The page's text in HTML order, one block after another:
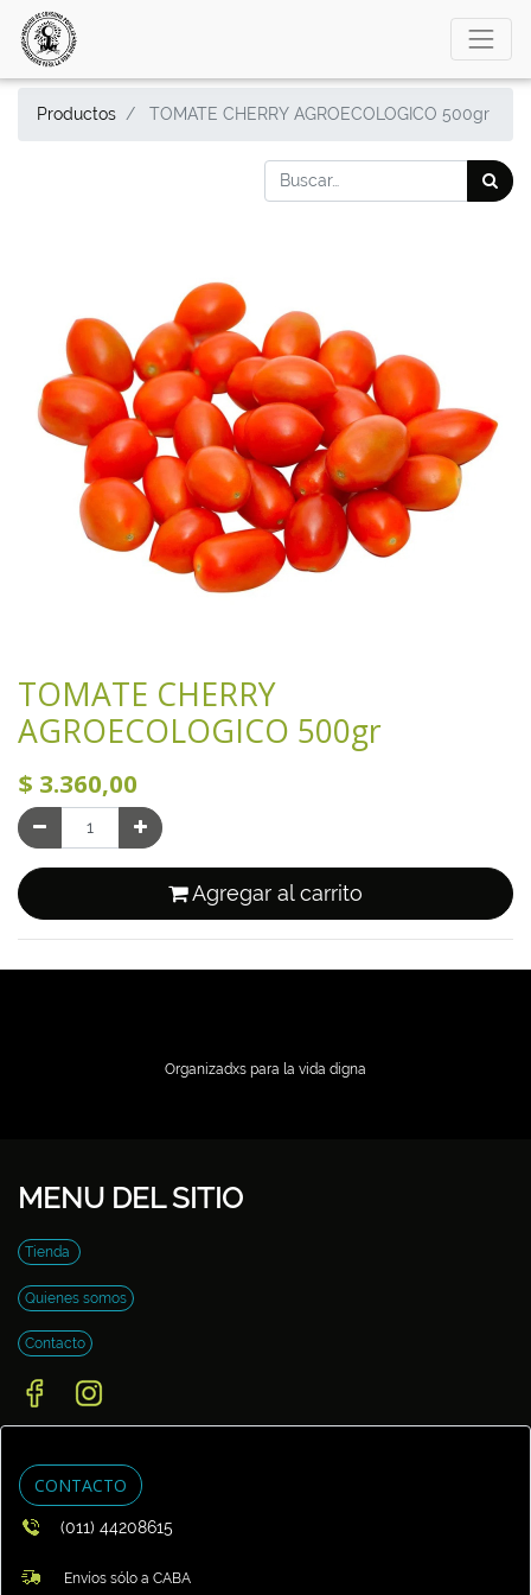
Productos TOMATE CHERRY AGROECOLOGICO 500gr
TOMATE CHERRY
AGROECOLOGICO 500gr
$ 3.360,00
Agregar al carrito
Organizadxs para la vida digna
MENU DEL SITIO
Tienda
Quienes somos
Contacto
CONTACTO
(011) 44208615
Envíos sólo a CABA